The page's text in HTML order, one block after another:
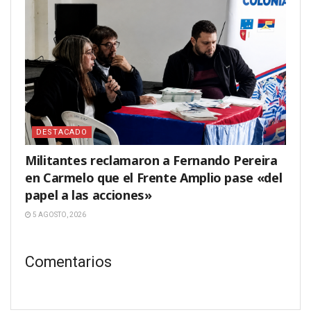
DESTACADO
Militantes reclamaron a Fernando Pereira
en Carmelo que el Frente Amplio pase «del
papel a las acciones»
5 AGOSTO, 2026
Comentarios